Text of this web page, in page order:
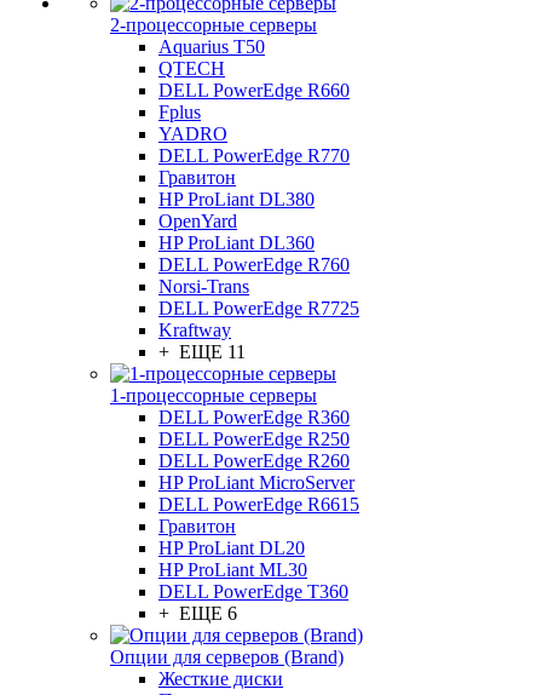
2-процессорные серверы
Aquarius T50
QTECH
DELL PowerEdge R660
Fplus
YADRO
DELL PowerEdge R770
Гравитон
HP ProLiant DL380
OpenYard
HP ProLiant DL360
DELL PowerEdge R760
Norsi-Trans
DELL PowerEdge R7725
Kraftway
+ ЕЩЕ 11
1-процессорные серверы
DELL PowerEdge R360
DELL PowerEdge R250
DELL PowerEdge R260
HP ProLiant MicroServer
DELL PowerEdge R6615
Гравитон
HP ProLiant DL20
HP ProLiant ML30
DELL PowerEdge T360
+ ЕЩЕ 6
Опции для серверов (Brand)
Жесткие диски